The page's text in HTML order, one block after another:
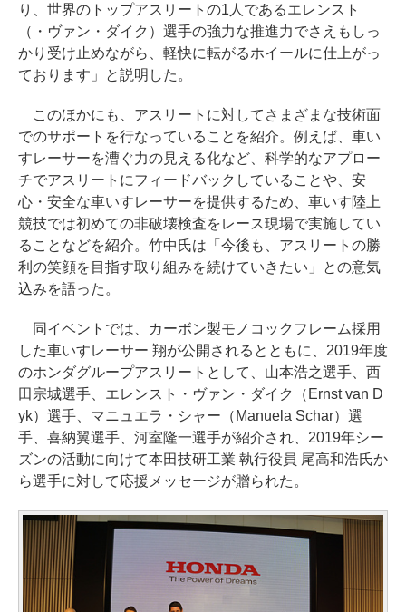
り、世界のトップアスリートの1人であるエレンスト
（・ヴァン・ダイク）選手の強力な推進力でさえもしっ
かり受け止めながら、軽快に転がるホイールに仕上がっ
ております」と説明した。
このほかにも、アスリートに対してさまざまな技術面
でのサポートを行なっていることを紹介。例えば、車い
すレーサーを漕ぐ力の見える化など、科学的なアプロー
チでアスリートにフィードバックしていることや、安
心・安全な車いすレーサーを提供するため、車いす陸上
競技では初めての非破壊検査をレース現場で実施してい
ることなどを紹介。竹中氏は「今後も、アスリートの勝
利の笑顔を目指す取り組みを続けていきたい」との意気
込みを語った。
同イベントでは、カーボン製モノコックフレーム採用
した車いすレーサー 翔が公開されるとともに、2019年度
のホンダグループアスリートとして、山本浩之選手、西
田宗城選手、エレンスト・ヴァン・ダイク（Ernst van D
yk）選手、マニュエラ・シャー（Manuela Schar）選
手、喜納翼選手、河室隆一選手が紹介され、2019年シー
ズンの活動に向けて本田技研工業 執行役員 尾高和浩氏か
ら選手に対して応援メッセージが贈られた。